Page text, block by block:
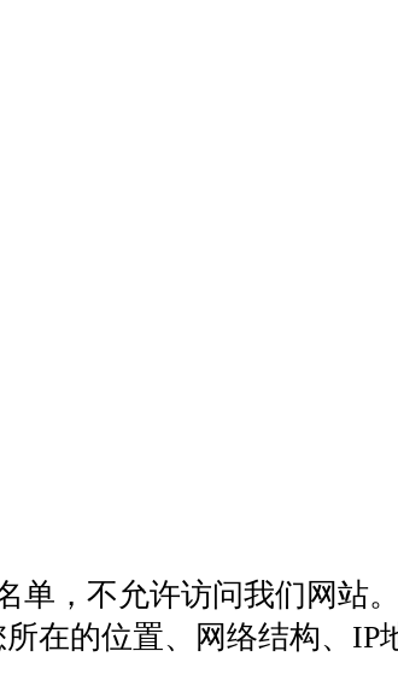
单，不允许访问我们网站
所在的位置、网络结构、